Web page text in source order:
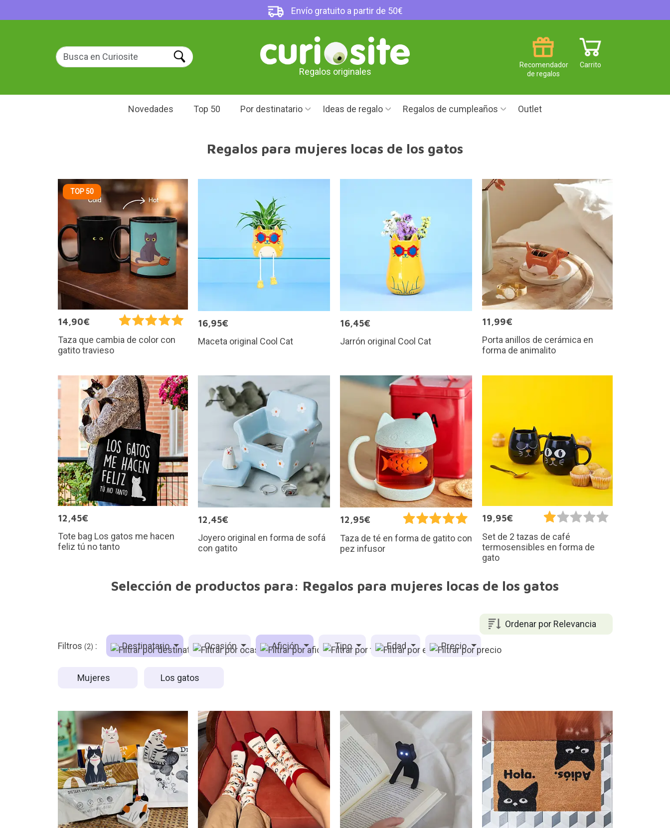
Envío gratuito a partir de 50€
Regalos originales
Carrito
Recomendador
de regalos
Novedades Top 50 Por destinatario Ideas de regalo Regalos de cumpleaños Outlet
Regalos para mujeres locas de los gatos
TOP 50
14,90€
Taza que cambia de color con
gatito travieso
16,95€
Maceta original Cool Cat
16,45€
Jarrón original Cool Cat
11,99€
Porta anillos de cerámica en
forma de animalito
12,45€
Tote bag Los gatos me hacen
feliz tú no tanto
12,45€
Joyero original en forma de sofá
con gatito
12,95€
Taza de té en forma de gatito con
pez infusor
19,95€
Set de 2 tazas de café
termosensibles en forma de
gato
Selección de productos para: Regalos para mujeres locas de los gatos
Ordenar por Relevancia
Filtros (2) : Destinatario Ocasión Afición Tipo Edad Precio
Mujeres Los gatos